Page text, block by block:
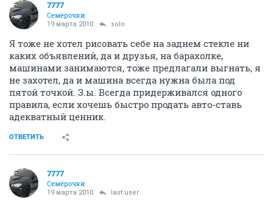
7777
Семёрочки
19 марта 2010 solo
Я тоже не хотел рисовать себе на заднем стекле ни
каких объявлений, да и друзья, на барахолке,
машинами занимаются, тоже предлагали выгнать, я
не захотел, да и машина всегда нужна была под
пятой точкой. З.ы. Всегда придерживался одного
правила, если хочешь быстро продать авто-ставь
адекватный ценник.
ОТВЕТИТЬ
7777
Семёрочки
19 марта 2010 last user